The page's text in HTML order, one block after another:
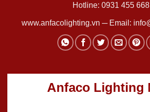
Hotline: 0931 455 668
www.anfacolighting.vn ─ Email:
Anfaco Lighting